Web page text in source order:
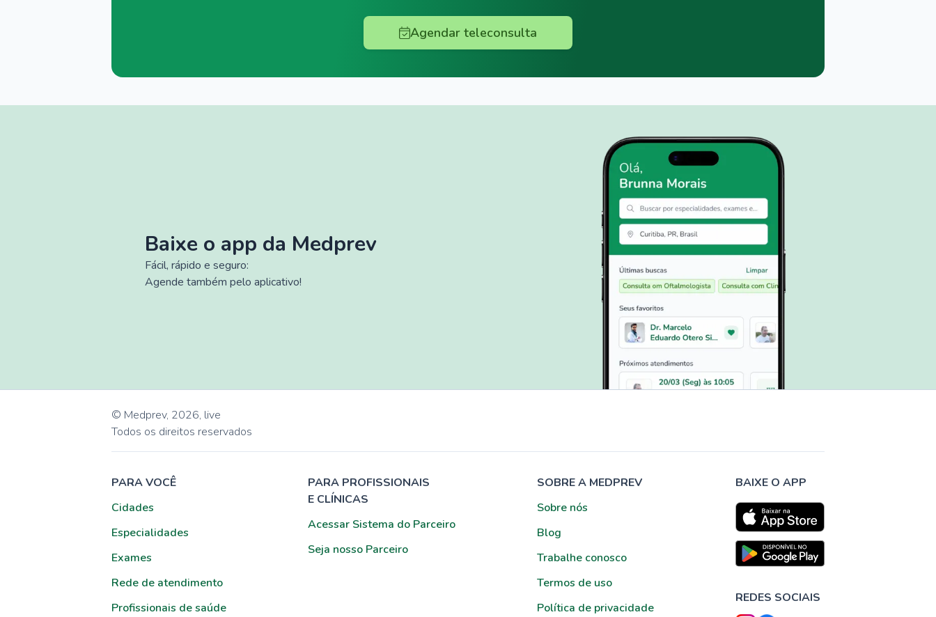
Agendar teleconsulta
Baixe o app da Medprev
Fácil, rápido e seguro:
Agende também pelo aplicativo!
© Medprev, 2026, live
Todos os direitos reservados
PARA VOCÊ
Cidades
Especialidades
Exames
Rede de atendimento
Profissionais de saúde
PARA PROFISSIONAIS
E CLÍNICAS
Acessar Sistema do Parceiro
Seja nosso Parceiro
SOBRE A MEDPREV
Sobre nós
Blog
Trabalhe conosco
Termos de uso
Política de privacidade
BAIXE O APP
REDES SOCIAIS